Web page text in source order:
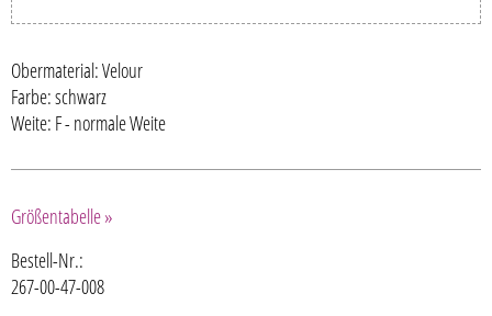
Obermaterial: Velour
Farbe: schwarz
Weite: F - normale Weite
Größentabelle »
Bestell-Nr.:
267-00-47-008